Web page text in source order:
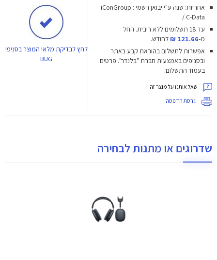
אחריות: שנה ע"י יבואן רשמי : iConGroup
/ C-Data
עד 18 תשלומים ללא ריבית.
החל
מ-121.66 ₪
לחודש.
אפשרות לתשלום בהוראת קבע באתר
ובסניפים באמצעות חברת "בלנדר". פרטים
בעמוד התשלום.
שאל אותנו על מוצר זה
גרסת הדפסה
לחץלבדיקת מלאי המוצר בסניפי
BUG
שדרוגים או מתנות לבחירה